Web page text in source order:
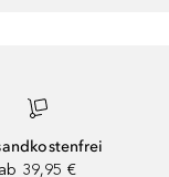
ab 39,95 €